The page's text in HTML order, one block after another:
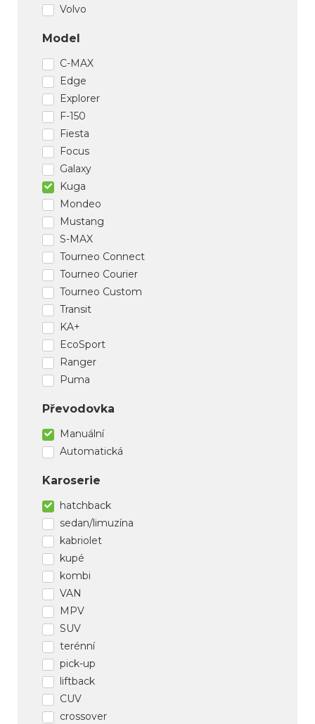
Volvo
Model
C-MAX
Edge
Explorer
F-150
Fiesta
Focus
Galaxy
Kuga
Mondeo
Mustang
S-MAX
Tourneo Connect
Tourneo Courier
Tourneo Custom
Transit
KA+
EcoSport
Ranger
Puma
Převodovka
Manuální
Automatická
Karoserie
hatchback
sedan/limuzína
kabriolet
kupé
kombi
VAN
MPV
SUV
terénní
pick-up
liftback
CUV
crossover